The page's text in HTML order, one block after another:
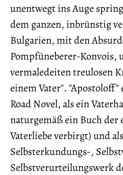
unentwegt ins Auge
dem ganzen, inbrünstig
Bulgarien, mit den
Pompfüneberer-Konvois,
vermaledeiten treulosen
einem Vater". "Apostoloff"
Road Novel, als ein
naturgemäß ein Buch der
Vaterliebe verbirgt) und
Selbsterkundungs-,
Selbstverurteilungswerk